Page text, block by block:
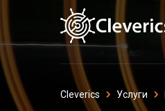
Cleverics Услуги